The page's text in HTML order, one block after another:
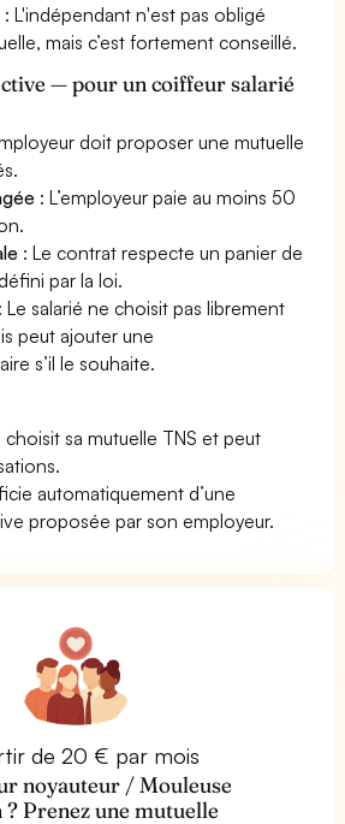
: L'indépendant n'est pas obligé
mais c’est fortement conseillé.
— pour un coiffeur salarié
doit proposer une mutuelle
: L’employeur paie au moins 50
: Le contrat respecte un panier de
par la loi.
: Le salarié ne choisit pas librement
peut ajouter une
s’il le souhaite.
choisit sa mutuelle TNS et peut
automatiquement d’une
proposée par son employeur.
de 20 € par mois
noyauteur / Mouleuse
Prenez une mutuelle